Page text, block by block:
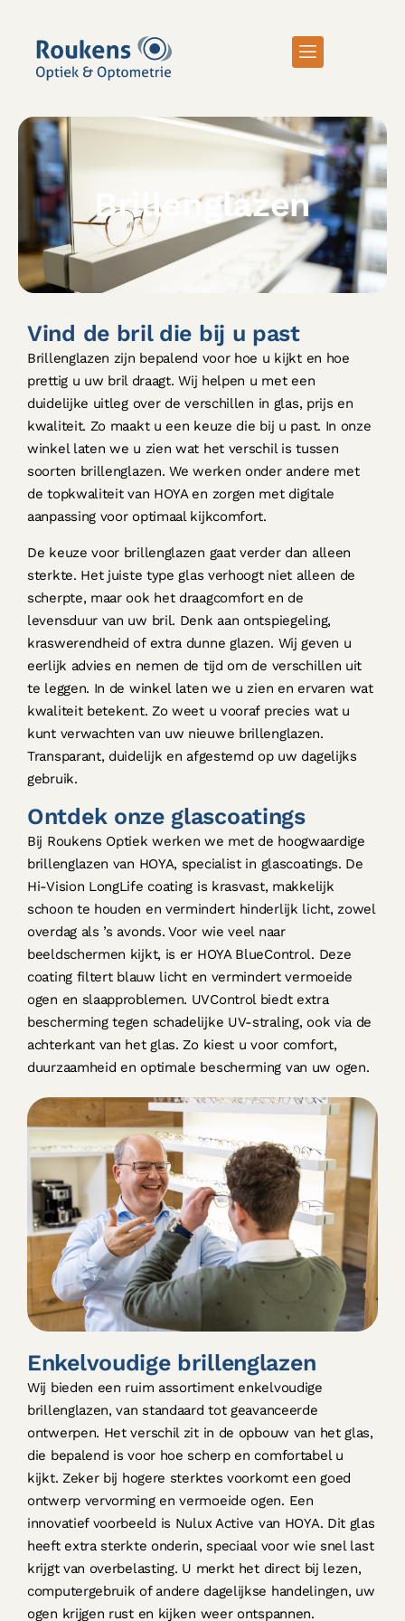
Brillenglazen
Vind de bril die bij u past
Brillenglazen zijn bepalend voor hoe u kijkt en hoe
prettig u uw bril draagt. Wij helpen u met een
duidelijke uitleg over de verschillen in glas, prijs en
kwaliteit. Zo maakt u een keuze die bij u past. In onze
winkel laten we u zien wat het verschil is tussen
soorten brillenglazen. We werken onder andere met
de topkwaliteit van HOYA en zorgen met digitale
aanpassing voor optimaal kijkcomfort.
De keuze voor brillenglazen gaat verder dan alleen
sterkte. Het juiste type glas verhoogt niet alleen de
scherpte, maar ook het draagcomfort en de
levensduur van uw bril. Denk aan ontspiegeling,
kraswerendheid of extra dunne glazen. Wij geven u
eerlijk advies en nemen de tijd om de verschillen uit
te leggen. In de winkel laten we u zien en ervaren wat
kwaliteit betekent. Zo weet u vooraf precies wat u
kunt verwachten van uw nieuwe brillenglazen.
Transparant, duidelijk en afgestemd op uw dagelijks
gebruik.
Ontdek onze glascoatings
Bij Roukens Optiek werken we met de hoogwaardige
brillenglazen van HOYA, specialist in glascoatings. De
Hi-Vision LongLife coating is krasvast, makkelijk
schoon te houden en vermindert hinderlijk licht, zowel
overdag als ’s avonds. Voor wie veel naar
beeldschermen kijkt, is er HOYA BlueControl. Deze
coating filtert blauw licht en vermindert vermoeide
ogen en slaapproblemen. UVControl biedt extra
bescherming tegen schadelijke UV-straling, ook via de
achterkant van het glas. Zo kiest u voor comfort,
duurzaamheid en optimale bescherming van uw ogen.
Enkelvoudige brillenglazen
Wij bieden een ruim assortiment enkelvoudige
brillenglazen, van standaard tot geavanceerde
ontwerpen. Het verschil zit in de opbouw van het glas,
die bepalend is voor hoe scherp en comfortabel u
kijkt. Zeker bij hogere sterktes voorkomt een goed
ontwerp vervorming en vermoeide ogen. Een
innovatief voorbeeld is Nulux Active van HOYA. Dit glas
heeft extra sterkte onderin, speciaal voor wie snel last
krijgt van overbelasting. U merkt het direct bij lezen,
computergebruik of andere dagelijkse handelingen, uw
ogen krijgen rust en kijken weer ontspannen.